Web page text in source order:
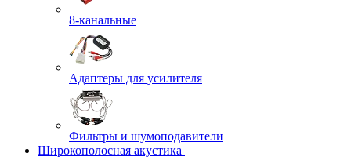
8-канальные
Адаптеры для усилителя
Фильтры и шумоподавители
Широкополосная акустика